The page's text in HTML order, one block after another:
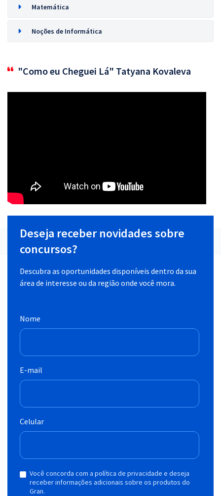
Matemática
Noções de Informática
"Como eu Cheguei Lá" Tatyana Kovaleva
Deseja receber novidades sobre
concursos?
Descubra as oportunidades disponíveis dentro da sua
área de interesse ou da região onde você mora.
Nome
E-mail
Celular
Você concorda com a política de privacidade e deseja
receber informações adicionais sobre os produtos do
Gran.